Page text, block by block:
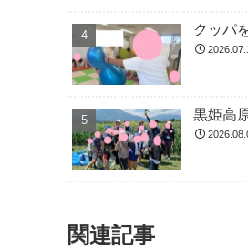
クッパ
黒姫高
関連記事